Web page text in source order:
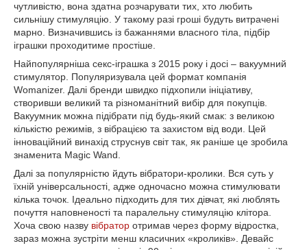
чутливістю, вона здатна розчарувати тих, хто любить
сильнішу стимуляцію. У такому разі гроші будуть витрачені
марно. Визначившись із бажаннями власного тіла, підбір
іграшки проходитиме простіше.
Найпопулярніша секс-іграшка з 2015 року і досі – вакуумний
стимулятор. Популяризувала цей формат компанія
Womanizer. Далі бренди швидко підхопили ініціативу,
створивши великий та різноманітний вибір для покупців.
Вакуумник можна підібрати під будь-який смак: з великою
кількістю режимів, з вібрацією та захистом від води. Цей
інноваційний винахід струснув світ так, як раніше це зробила
знаменита Magic Wand.
Далі за популярністю йдуть вібратори-кролики. Вся суть у
їхній універсальності, адже одночасно можна стимулювати
кілька точок. Ідеально підходить для тих дівчат, які люблять
почуття наповненості та паралельну стимуляцію клітора.
Хоча свою назву вібратор отримав через форму відростка,
зараз можна зустріти менш класичних «кроликів». Девайс